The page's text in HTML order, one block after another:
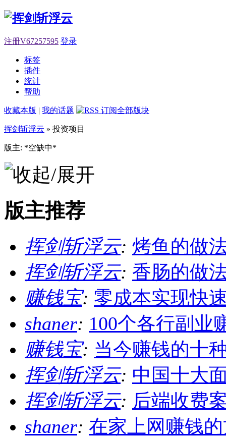
注册V67257595 登录
标签
插件
统计
帮助
收藏本版 | 我的话题
挥剑斩浮云 » 投资项目
版主: *空缺中*
版主推荐
挥剑斩浮云: 烤鱼的做
挥剑斩浮云: 香肠的做
赚钱宝: 零成本实现快
shaner: 100个各行副业
赚钱宝: 当今赚钱的十
挥剑斩浮云: 中国十大
挥剑斩浮云: 后端收费
shaner: 在家上网赚钱